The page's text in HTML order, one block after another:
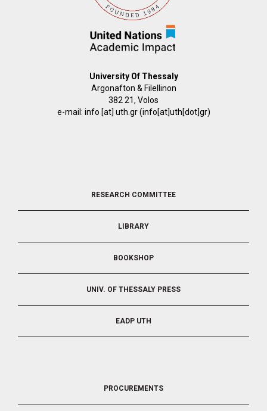
University Of Thessaly
Argonafton & Filellinon
382 21, Volos
e-mail: info [at] uth.gr(info[at]uth[dot]gr)
RESEARCH COMMITTEE
LIBRARY
BOOKSHOP
UNIV. OF THESSALY PRESS
EADP UTH
PROCUREMENTS